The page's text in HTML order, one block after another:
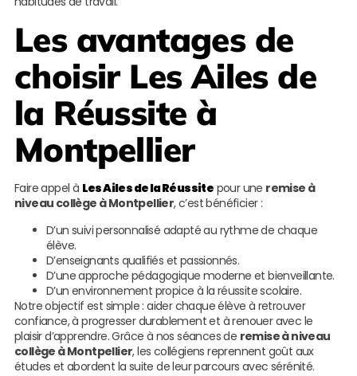
Les avantages de
choisir Les Ailes de
la Réussite à
Montpellier
Faire appel à Les Ailes de la Réussite pour une remise à
niveau collège à Montpellier, c’est bénéficier :
D’un suivi personnalisé adapté au rythme de chaque
élève.
D’enseignants qualifiés et passionnés.
D’une approche pédagogique moderne et bienveillante.
D’un environnement propice à la réussite scolaire.
Notre objectif est simple : aider chaque élève à retrouver
confiance, à progresser durablement et à renouer avec le
plaisir d’apprendre. Grâce à nos séances de remise à niveau
collège à Montpellier, les collégiens reprennent goût aux
études et abordent la suite de leur parcours avec sérénité.